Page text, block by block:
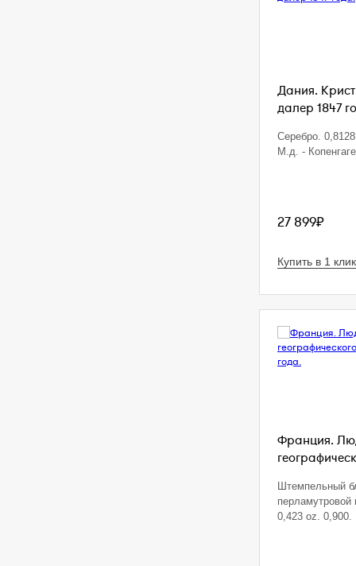
Дания.
далер 1847
Серебро.
М.д. -
27 899₽
Купить в 1 клик
Франция.
Штемпельный
перламутровой
0,423 oz. 0,900.